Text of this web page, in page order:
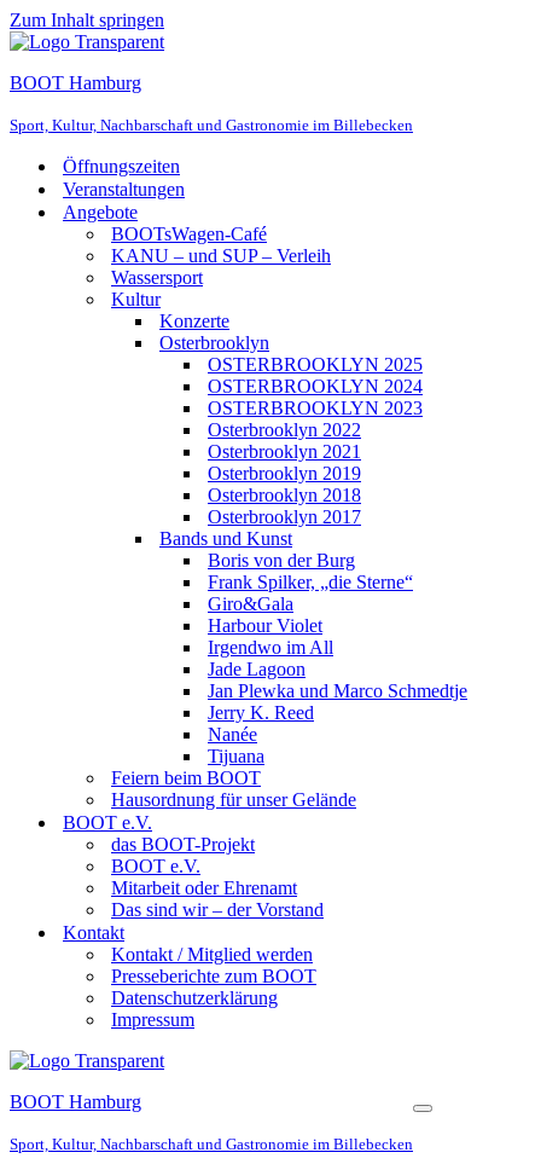
Zum Inhalt springen
BOOT Hamburg
Sport, Kultur, Nachbarschaft und Gastronomie im Billebecken
Öffnungszeiten
Veranstaltungen
Angebote
BOOTsWagen-Café
KANU – und SUP – Verleih
Wassersport
Kultur
Konzerte
Osterbrooklyn
OSTERBROOKLYN 2025
OSTERBROOKLYN 2024
OSTERBROOKLYN 2023
Osterbrooklyn 2022
Osterbrooklyn 2021
Osterbrooklyn 2019
Osterbrooklyn 2018
Osterbrooklyn 2017
Bands und Kunst
Boris von der Burg
Frank Spilker, „die Sterne“
Giro&Gala
Harbour Violet
Irgendwo im All
Jade Lagoon
Jan Plewka und Marco Schmedtje
Jerry K. Reed
Nanée
Tijuana
Feiern beim BOOT
Hausordnung für unser Gelände
BOOT e.V.
das BOOT-Projekt
BOOT e.V.
Mitarbeit oder Ehrenamt
Das sind wir – der Vorstand
Kontakt
Kontakt / Mitglied werden
Presseberichte zum BOOT
Datenschutzerklärung
Impressum
BOOT Hamburg
Sport, Kultur, Nachbarschaft und Gastronomie im Billebecken
Navigationsmenü